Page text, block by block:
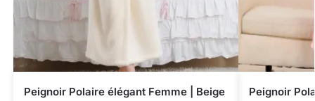
Peignoir Polaire élégant Femme | Beige Peignoir